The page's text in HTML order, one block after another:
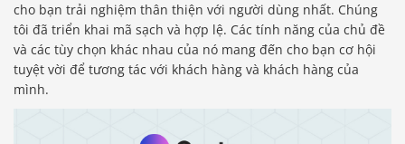
cho bạn trải nghiệm thân thiện với người dùng nhất. Chúng
tôi đã triển khai mã sạch và hợp lệ. Các tính năng của chủ đề
và các tùy chọn khác nhau của nó mang đến cho bạn cơ hội
tuyệt vời để tương tác với khách hàng và khách hàng của
mình.